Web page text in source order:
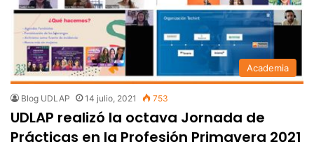
Academia
Blog UDLAP 14 julio, 2021 753
UDLAP realizó la octava Jornada de
Prácticas en la Profesión Primavera 2021